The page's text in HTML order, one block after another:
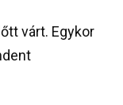
várt. Egykor